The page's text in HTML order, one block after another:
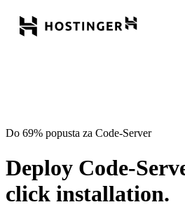
Do 69% popusta za Code-Server
Deploy Code-
click installation.